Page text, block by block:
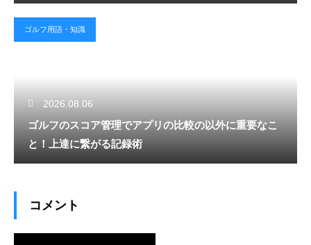
ゴルフ用語・知識
2026.08.06
ゴルフのスコア管理でアプリの比較の以外に重要なこ
と！上達に繋がる記録術
コメント